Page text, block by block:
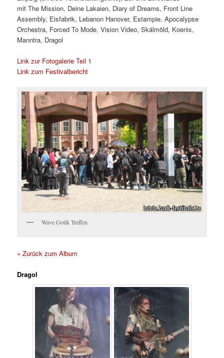
mit The Mission, Deine Lakaien, Diary of Dreams, Front Line
Assembly, Eisfabrik, Lebanon Hanover, Estampie, Apocalypse
Orchestra, Forced To Mode, Vision Video, Skálmöld, Koenix,
Manntra, Dragol
Link zur Fotogalerie Teil 1
Link zum Festivalbericht
Wave Gotik Treffen
« Zurück zum Album
Dragol